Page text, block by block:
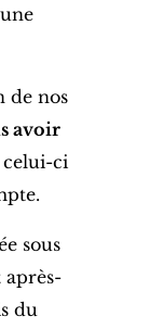
de nos
avoir
ci
sous
après-
du